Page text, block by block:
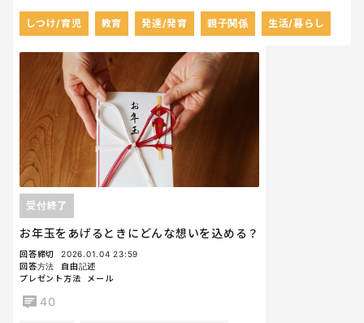
しつけ/育児 教育 発達/発育 親子関係 生活/暮らし
お年玉をあげるときにどんな想いを込める？
受付終了
回答締切
2026.01.04 23:59
回答方法
自由記述
プレゼント方法
メール
40